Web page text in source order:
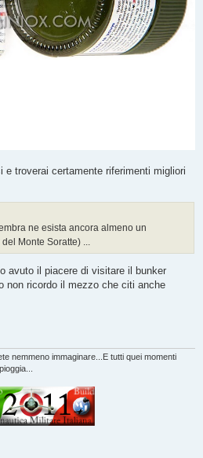
e troverai certamente riferimenti migliori
ne esista ancora almeno un
Monte Soratte) ...
avuto il piacere di visitare il bunker
non ricordo il mezzo che citi anche
nemmeno immaginare...E tutti quei momenti